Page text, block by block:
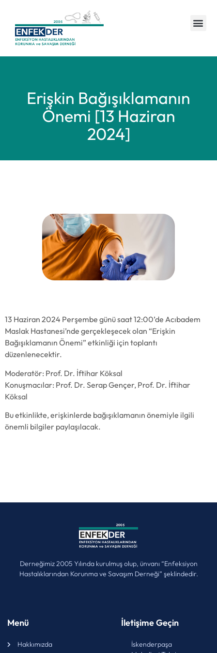
Erişkin Bağışıklamanın
Önemi [13 Haziran
2024]
13 Haziran 2024 Perşembe günü saat 12:00’de Acıbadem
Maslak Hastanesi’nde gerçekleşecek olan “Erişkin
Bağışıklamanın Önemi” etkinliği için toplantı
düzenlenecektir.
Moderatör: Prof. Dr. İftihar Köksal
Konuşmacılar: Prof. Dr. Serap Gençer, Prof. Dr. İftihar
Köksal
Bu etkinlikte, erişkinlerde bağışıklamanın önemiyle ilgili
önemli bilgiler paylaşılacak.
Derneğimiz 2005 Yılında kurulmuş olup, ünvanı “Enfeksiyon
Hastalıklarından Korunma ve Savaşım Derneği” şeklindedir.
Menü
Hakkımızda
İletişime Geçin
İskenderpaşa